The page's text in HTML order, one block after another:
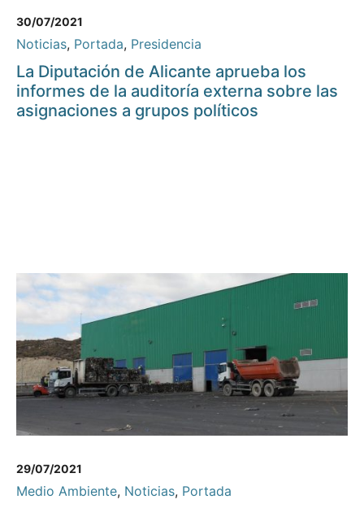
30/07/2021
Noticias, Portada, Presidencia
La Diputación de Alicante aprueba los
informes de la auditoría externa sobre las
asignaciones a grupos políticos
29/07/2021
Medio Ambiente, Noticias, Portada